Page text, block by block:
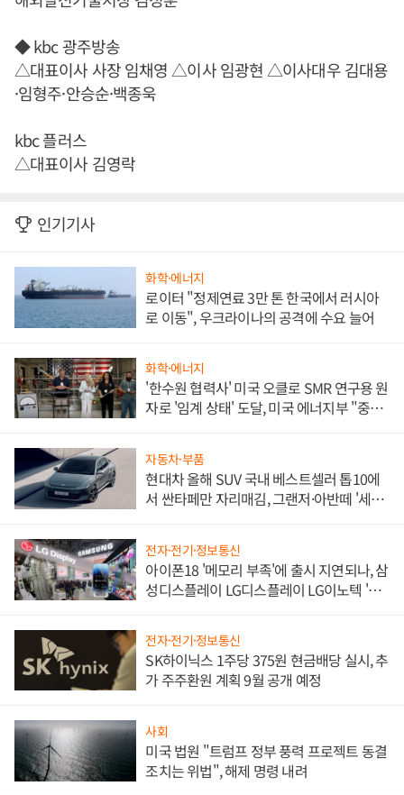
◆ kbc 광주방송
△대표이사 사장 임채영 △이사 임광현 △이사대우 김대용
·임형주·안승순·백종욱
kbc 플러스
△대표이사 김영락
인기기사
화학·에너지
로이터 "정제연료 3만 톤 한국에서 러시아
로 이동", 우크라이나의 공격에 수요 늘어
화학·에너지
'한수원 협력사' 미국 오클로 SMR 연구용 원
자로 '임계 상태' 도달, 미국 에너지부 "중요
자동차·부품
현대차 올해 SUV 국내 베스트셀러 톱10에
서 싼타페만 자리매김, 그랜저·아반떼 '세단
전자·전기·정보통신
아이폰18 '메모리 부족'에 출시 지연되나, 삼
성디스플레이 LG디스플레이 LG이노텍 '탈
전자·전기·정보통신
SK하이닉스 1주당 375원 현금배당 실시, 추
가 주주환원 계획 9월 공개 예정
사회
미국 법원 "트럼프 정부 풍력 프로젝트 동결
조치는 위법", 해제 명령 내려